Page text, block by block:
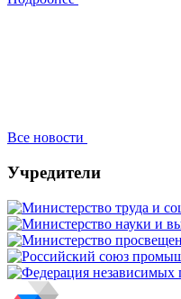
Все новости
Учредители